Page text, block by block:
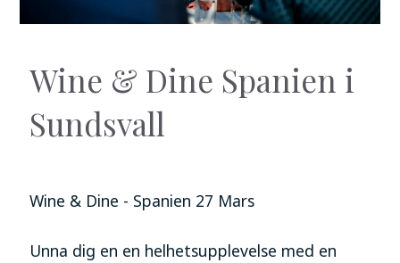
Wine & Dine Spanien i
Sundsvall
Wine & Dine - Spanien 27 Mars
Unna dig en en helhetsupplevelse med en